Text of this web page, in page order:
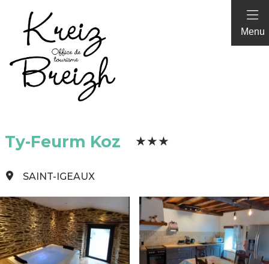
Panneau de gestion des cookies
Menu
Ty-Feurm Koz
SAINT-IGEAUX